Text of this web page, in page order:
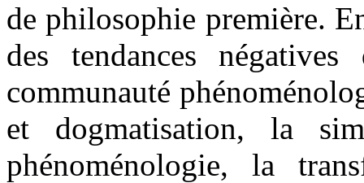
de philosophie première.
des tendances
communauté
et dogmatisation, la
phénoménologie, la